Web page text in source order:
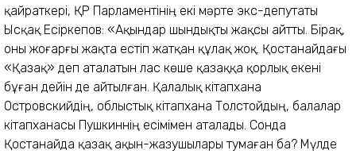
қайраткері, ҚР Парламентінің екі мәрте экс-депутаты
Ысқақ Есіркепов: «Ақындар шындықты жақсы айтты. Бірақ,
оны жоғарғы жақта естіп жатқан құлақ жоқ. Қостанайдағы
«Қазақ» деп аталатын лас көше қазаққа қорлық екені
бұған дейін де айтылған. Қалалық кітапхана
Островскийдің, облыстық кітапхана Толстойдың, балалар
кітапханасы Пушкиннің есімімен аталады. Сонда
Қостанайда қазақ ақын-жазушылары тумаған ба? Мүлде